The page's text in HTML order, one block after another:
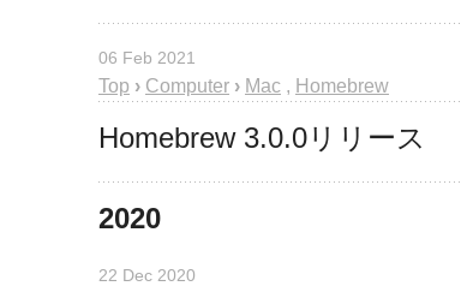
06 Feb 2021
Top › Computer › Mac , Homebrew
Homebrew 3.0.0リリース
2020
22 Dec 2020